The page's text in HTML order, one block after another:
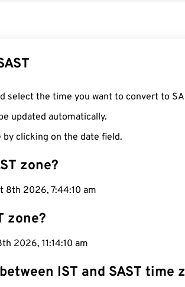
select the time you want to convert to
updated automatically.
by clicking on the date field.
zone?
8th 2026, 7:44:11 am
zone?
2026, 11:14:11 am
IST and SAST time